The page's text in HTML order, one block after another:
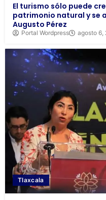
El turismo sólo puede
patrimonio natural y se
Augusto Pérez
Portal Wordpress agosto 6,
Tlaxcala